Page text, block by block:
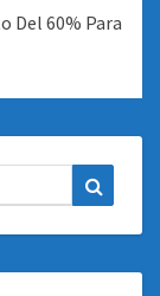
Del 60% Para